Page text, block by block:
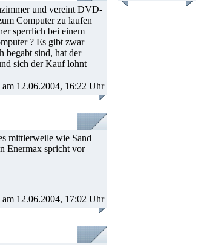
und vereint DVD-
Computer zu laufen
sperrlich bei einem
? Es gibt zwar
begabt sind, hat der
sich der Kauf lohnt
am 12.06.2004, 16:22 Uhr
mittlerweile wie Sand
Enermax spricht vor
am 12.06.2004, 17:02 Uhr